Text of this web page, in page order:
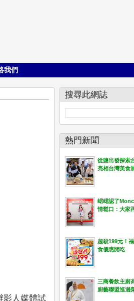
我們
影人媒體試
搜尋此網誌
熱門新聞
從鹽出發探索
亮相台灣美食
峮峮認了
情鬆口：大家
超殺199元！
食優惠開吃
三商餐飲主廚
廚藝聯盟巡迴